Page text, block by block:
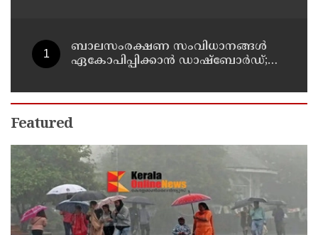
ബാലസംരക്ഷണ സംവിധാനങ്ങൾ
ഏകോപിപ്പിക്കാൻ ഡാഷ്ബോർഡ്;
കമ്മീഷന്റെ പുതിയ ഡിജിറ്റൽ
സംരംഭം
Featured